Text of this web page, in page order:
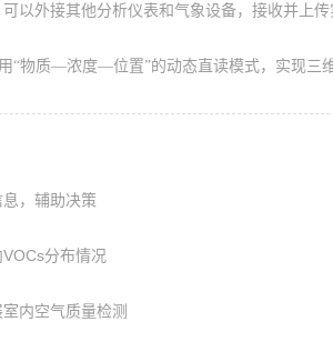
以外接其他分析仪表和气象设备，接收并上
“物质—浓度—位置”的动态直读模式，实现三
，辅助决策
分布情况
内空气质量检测